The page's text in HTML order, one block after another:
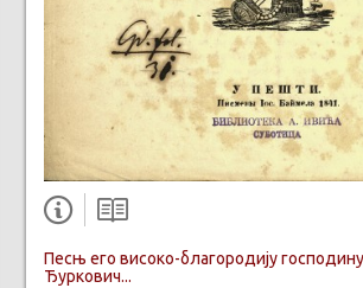
Песњ его високо-благородију господину
Ђуркович...